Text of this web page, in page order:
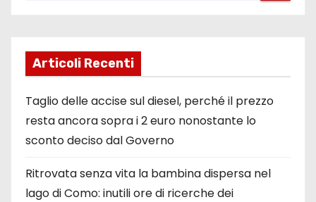
Articoli Recenti
Taglio delle accise sul diesel, perché il prezzo
resta ancora sopra i 2 euro nonostante lo
sconto deciso dal Governo
Ritrovata senza vita la bambina dispersa nel
lago di Como: inutili ore di ricerche dei